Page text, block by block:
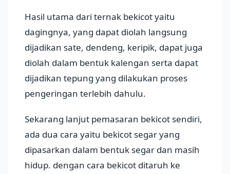
Hasil utama dari ternak bekicot yaitu
dagingnya, yang dapat diolah langsung
dijadikan sate, dendeng, keripik, dapat juga
diolah dalam bentuk kalengan serta dapat
dijadikan tepung yang dilakukan proses
pengeringan terlebih dahulu.
Sekarang lanjut pemasaran bekicot sendiri,
ada dua cara yaitu bekicot segar yang
dipasarkan dalam bentuk segar dan masih
hidup. dengan cara bekicot ditaruh ke